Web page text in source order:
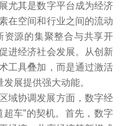
尤其是数字平台成为经济
在空间和行业之间的流动
资源的集聚整合与共享开
进经济社会发展。从创新
工具叠加，而是通过激活
展提供强大动能。
域协调发展方面，数字经
车”的契机。首先，数字